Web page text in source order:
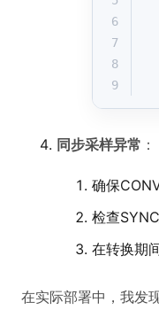
6
7
8
9
同步采样异常 ：
确保
检查
在转换期
在实际部署中，我发